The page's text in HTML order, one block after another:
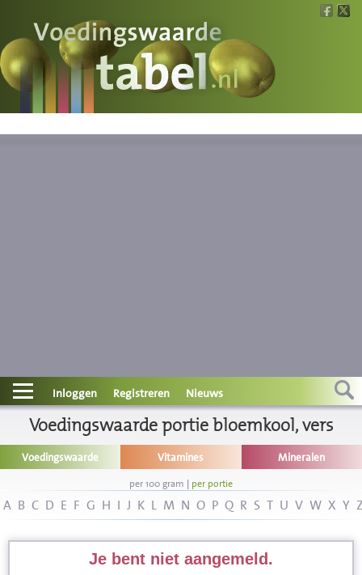
Voedingswaarde
Wat is wat?
Contact
Informatie
Disclaimer
Inloggen Registreren Nieuws
Voedingswaarde portie bloemkool, vers
Voedingswaarde Vitamines Mineralen
per 100 gram | per portie
A B C D E F G H I J K L M N O P Q R S T U V W X Y
Je bent niet aangemeld.